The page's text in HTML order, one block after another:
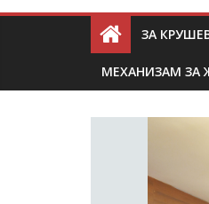
ЗА
МЕХАНИЗАМ ЗА